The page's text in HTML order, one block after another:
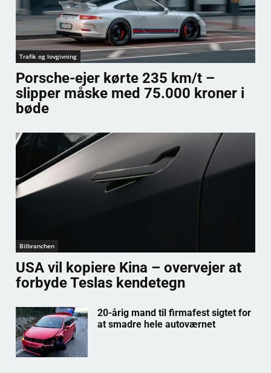
Trafik og lovgivning
Porsche-ejer kørte 235 km/t –
slipper måske med 75.000 kroner i
bøde
Bilbranchen
USA vil kopiere Kina – overvejer at
forbyde Teslas kendetegn
20-årig mand til firmafest sigtet for
at smadre hele autoværnet